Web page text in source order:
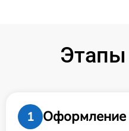
1
Оформление